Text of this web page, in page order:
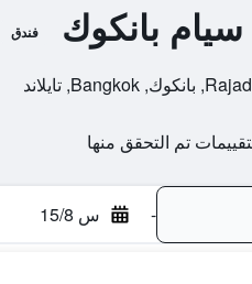
سيام بانكوك فندق
- س 15/8